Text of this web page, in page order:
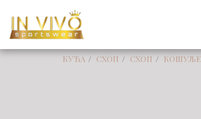
КУЋА СХОП СХОП КОШУЉЕ